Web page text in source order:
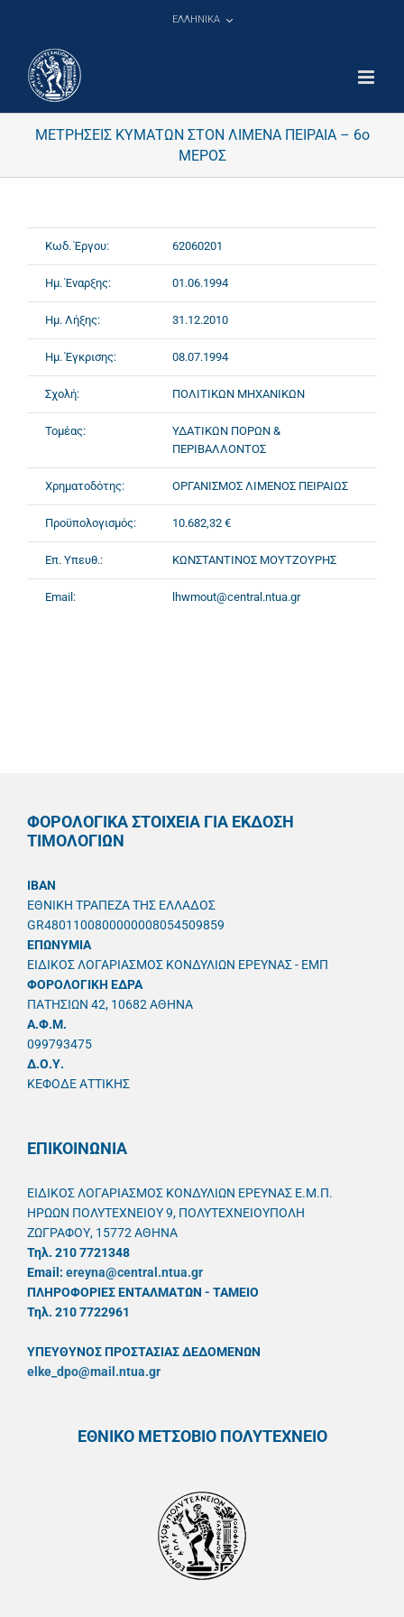
ΕΛΛΗΝΙΚΑ
ΜΕΤΡΗΣΕΙΣ ΚΥΜΑΤΩΝ ΣΤΟΝ ΛΙΜΕΝΑ ΠΕΙΡΑΙΑ – 6ο
ΜΕΡΟΣ
Κωδ. Έργου: 62060201
Ημ. Έναρξης: 01.06.1994
Ημ. Λήξης: 31.12.2010
Ημ. Έγκρισης: 08.07.1994
Σχολή: ΠΟΛΙΤΙΚΩΝ ΜΗΧΑΝΙΚΩΝ
Τομέας:
ΥΔΑΤΙΚΩΝ ΠΟΡΩΝ &
ΠΕΡΙΒΑΛΛΟΝΤΟΣ
Χρηματοδότης: ΟΡΓΑΝΙΣΜΟΣ ΛΙΜΕΝΟΣ ΠΕΙΡΑΙΩΣ
Προϋπολογισμός: 10.682,32 €
Επ. Υπευθ.: ΚΩΝΣΤΑΝΤΙΝΟΣ ΜΟΥΤΖΟΥΡΗΣ
Email: lhwmout@central.ntua.gr
ΦΟΡΟΛΟΓΙΚΑ ΣΤΟΙΧΕΙΑ ΓΙΑ ΕΚΔΟΣΗ
ΤΙΜΟΛΟΓΙΩΝ
IBAN
ΕΘΝΙΚΗ ΤΡΑΠΕΖΑ ΤΗΣ ΕΛΛΑΔΟΣ
GR4801100800000008054509859
ΕΠΩΝΥΜΙΑ
ΕΙΔΙΚΟΣ ΛΟΓΑΡΙΑΣΜΟΣ ΚΟΝΔΥΛΙΩΝ ΕΡΕΥΝΑΣ - ΕΜΠ
ΦΟΡΟΛΟΓΙΚΗ ΕΔΡΑ
ΠΑΤΗΣΙΩΝ 42, 10682 ΑΘΗΝΑ
A.Φ.Μ.
099793475
Δ.Ο.Υ.
ΚΕΦΟΔΕ ΑΤΤΙΚΗΣ
ΕΠΙΚΟΙΝΩΝΙΑ
ΕΙΔΙΚΟΣ ΛΟΓΑΡΙΑΣΜΟΣ ΚΟΝΔΥΛΙΩΝ ΕΡΕΥΝΑΣ Ε.Μ.Π.
ΗΡΩΩΝ ΠΟΛΥΤΕΧΝΕΙΟΥ 9, ΠΟΛΥΤΕΧΝΕΙΟΥΠΟΛΗ
ΖΩΓΡΑΦΟΥ, 15772 ΑΘΗΝΑ
Τηλ. 210 7721348
Email: ereyna@central.ntua.gr
ΠΛΗΡΟΦΟΡΙΕΣ ΕΝΤΑΛΜΑΤΩΝ - ΤΑΜΕΙΟ
Τηλ. 210 7722961
ΥΠΕΥΘYΝΟΣ ΠΡΟΣΤΑΣΙΑΣ ΔΕΔΟΜΕΝΩΝ
elke_dpo@mail.ntua.gr
ΕΘΝΙΚΟ ΜΕΤΣΟΒΙΟ ΠΟΛΥΤΕΧΝΕΙΟ